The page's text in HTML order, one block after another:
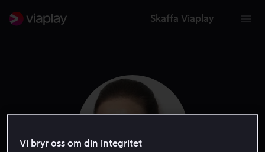
Skaffa Viaplay
Vi bryr oss om din integritet